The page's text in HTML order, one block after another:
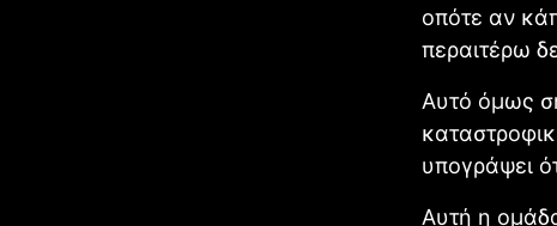
οπότε αν
περαιτέρω
Αυτό όμως
υπογράψει
Αυτή η